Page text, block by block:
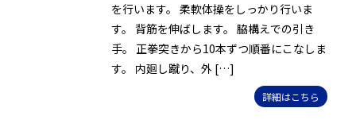
を行います。 柔軟体操をしっかり行いま
す。 背筋を伸ばします。 脇構えでの引き
手。 正拳突きから10本ずつ順番にこなしま
す。 内廻し蹴り、外 […]
詳細はこちら